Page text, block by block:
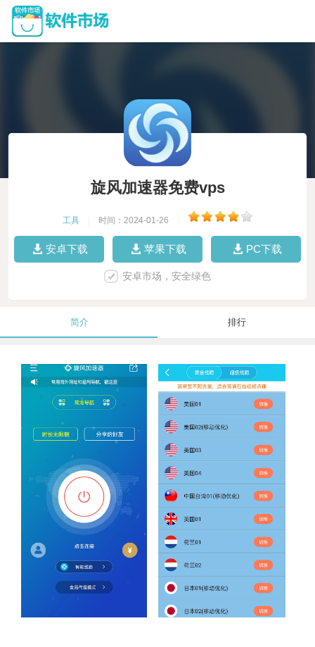
旋风加速器免费vps
工具 时间：2024-01-26
安卓下载 苹果下载 PC下载
安卓市场，安全绿色
简介 排行